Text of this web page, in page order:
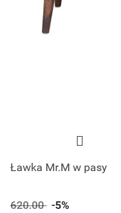
Ławka Mr.M w pasy
620.00 -5%